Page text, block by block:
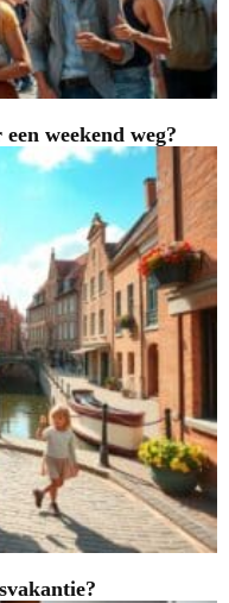
weekend weg?